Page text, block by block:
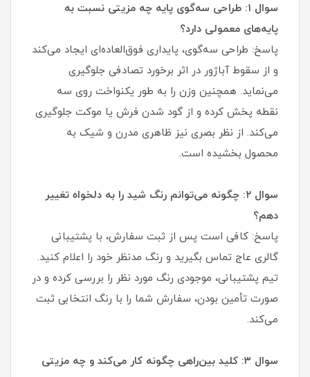
سوال ۱: طراحی سه‌گوی پایه چه مزیتی نسبت به
پایه‌های معمولی دارد؟
پاسخ: طراحی سه‌گوی، پایداری فوق‌العاده‌ای ایجاد می‌کند
و از سقوط آباژور در اثر برخورد تصادفی جلوگیری
می‌نماید. همچنین وزن را به طور یکنواخت روی سه
نقطه پخش کرده و از گود شدن فرش یا موکت جلوگیری
می‌کند. از نظر بصری نیز ظاهری مدرن و شیک به
محصول بخشیده است.
سوال ۲: چگونه می‌توانم رنگ شید را به دلخواه تغییر
دهم؟
پاسخ: کافی است پس از ثبت سفارش، با پشتیبانی
گالری عاج تماس بگیرید و رنگ مدنظر خود را اعلام کنید.
تیم پشتیبانی، موجودی رنگ مورد نظر را بررسی کرده و در
صورت تأمین بودن، سفارش شما را با رنگ انتخابی ثبت
می‌کند.
سوال ۳: کلید بین‌راهی چگونه کار می‌کند و چه مزیتی